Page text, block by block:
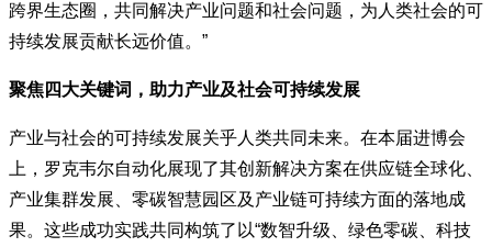
跨界生态圈，共同解决产业问题和社会问题，为人类社会的可
持续发展贡献长远价值。”
聚焦四大关键词，助力产业及社会可持续发展
产业与社会的可持续发展关乎人类共同未来。在本届进博会
上，罗克韦尔自动化展现了其创新解决方案在供应链全球化、
产业集群发展、零碳智慧园区及产业链可持续方面的落地成
果。这些成功实践共同构筑了以“数智升级、绿色零碳、科技